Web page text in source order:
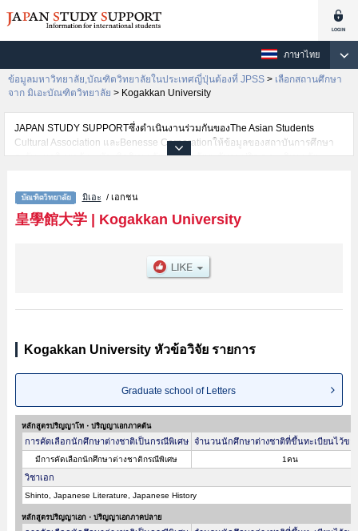
ภาษาไทย
ข้อมูลมหาวิทยาลัย,บัณฑิตวิทยาลัยในประเทศญี่ปุ่นต้องที่ JPSS > เลือกสถานศึกษา
จาก มิเอะบัณฑิตวิทยาลัย > Kogakkan University
JAPAN STUDY SUPPORTซึ่งดำเนินงานร่วมกันของThe Asian Students
Cultural Association และBenesse Corporationให้ข้อมูลของสถาบันการศึกษา
ระดับมหาวิทยาลัย・บัณฑิตวิทยาลัย・วิทยาลัยระดับอนุปริญญา・วิทยาลัย
ชาติเช่นGraduate school of LettersหรือGraduate ｓchool of Education
เป็นต้น,ข้อมูลของแต่ละสาขาวิจัย,ข้อมูลการสอบคัดเลือกเข้าศึกษาเช่นจำนวนคน
ที่รับสมัครหรือจำนวนคนที่ผ่านการสอบคัดเลือกเป็นต้น,แนะนำสถานที่,การเดิน
มิเอะ / เอกชน
皇學館大学| Kogakkan University
Kogakkan University หัวข้อวิจัย รายการ
Graduate school of Letters
หลักสูตรปริญญาโท・ปริญญาเอกภาคต้น
การคัดเลือกนักศึกษาต่างชาติเป็นกรณีพิเศษ จำนวนนักศึกษาต่างชาติที่ขึ้นทะเบียนไว้ขอ
มีการคัดเลือกนักศึกษาต่างชาติกรณีพิเศษ 1คน
วิชาเอก
Shinto, Japanese Literature, Japanese History
หลักสูตรปริญญาเอก・ปริญญาเอกภาคปลาย